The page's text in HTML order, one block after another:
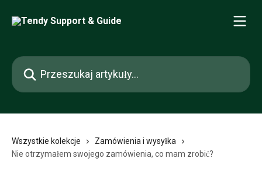
Przeszukaj artykuły...
Wszystkie kolekcje
Zamówienia i wysyłka
Nie otrzymałem swojego zamówienia, co mam zrobić?